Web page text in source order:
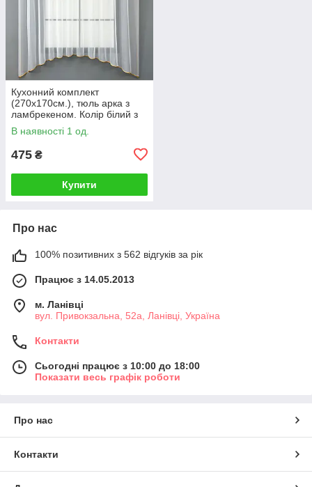
Кухонний комплект
(270х170см.), тюль арка з
ламбрекеном. Колір білий з
охристим. Код 025к 52-1231
В наявності 1 од.
475 ₴
Купити
Про нас
100% позитивних з 562 відгуків за рік
Працює з 14.05.2013
м. Ланівці
вул. Привокзальна, 52а, Ланівці, Україна
Контакти
Сьогодні працює з 10:00 до 18:00
Показати весь графік роботи
Про нас
Контакти